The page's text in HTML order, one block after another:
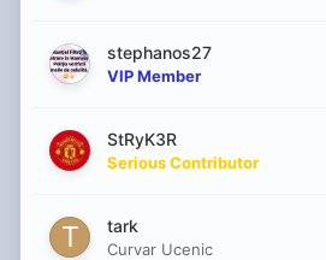
stephanos27
VIP Member
StRyK3R
Serious Contributor
tark
Curvar Ucenic